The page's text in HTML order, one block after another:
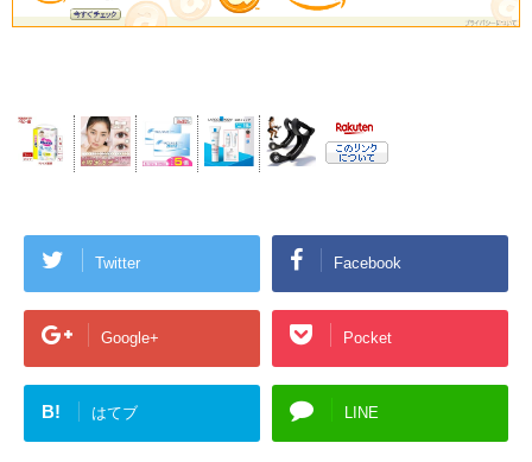
Twitter Facebook
Google+ Pocket
B! はてブ LINE